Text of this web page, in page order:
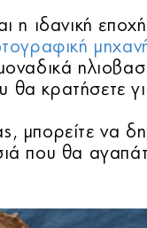
η ιδανική
θα κρατήσετε
μπορείτε να
που θα